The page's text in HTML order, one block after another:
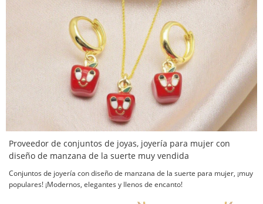
Proveedor de conjuntos de joyas, joyería para mujer con
diseño de manzana de la suerte muy vendida
Conjuntos de joyería con diseño de manzana de la suerte para mujer, ¡muy
populares! ¡Modernos, elegantes y llenos de encanto!